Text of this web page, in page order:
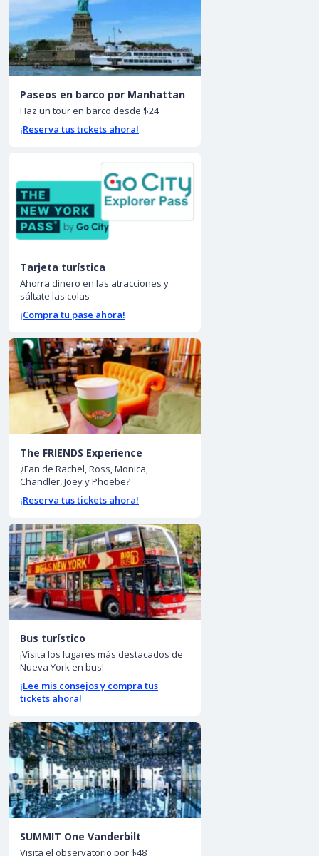
Paseos en barco por Manhattan
Haz un tour en barco desde $24
¡Reserva tus tickets ahora!
Tarjeta turística
Ahorra dinero en las atracciones y
sáltate las colas
¡Compra tu pase ahora!
The FRIENDS Experience
¿Fan de Rachel, Ross, Monica,
Chandler, Joey y Phoebe?
¡Reserva tus tickets ahora!
Bus turístico
¡Visita los lugares más destacados de
Nueva York en bus!
¡Lee mis consejos y compra tus
tickets ahora!
SUMMIT One Vanderbilt
Visita el observatorio por $48